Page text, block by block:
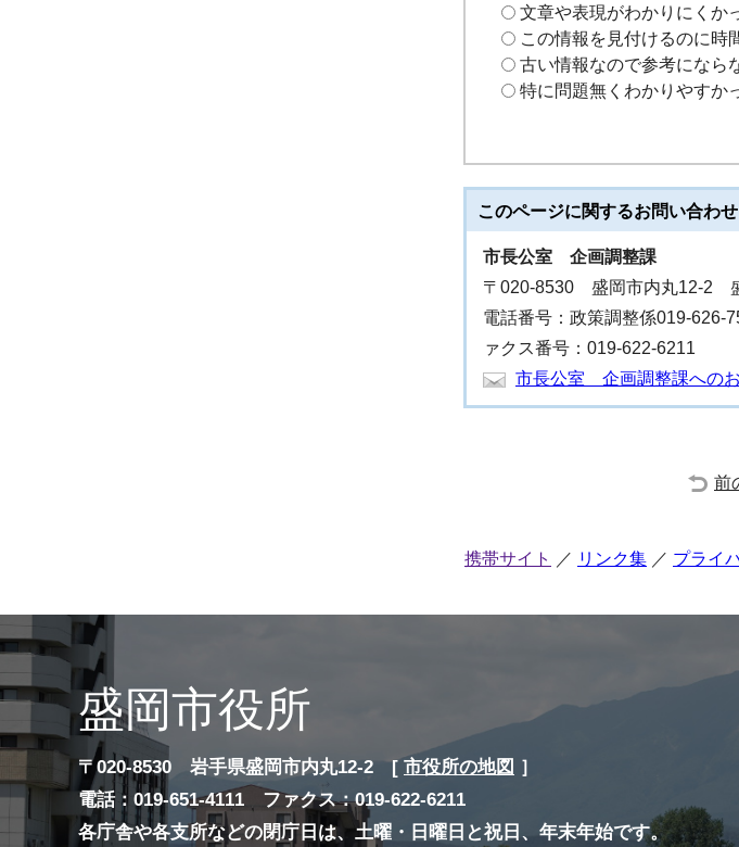
文章や表現がわかりにくか
この情報を見付けるのに時
古い情報なので参考になら
特に問題無くわかりやすか
このページに関するお問い合わせ
市長公室 企画調整課
〒020-8530 盛岡市内丸12-2
電話番号：政策調整係019-
ァクス番号：019-622-6211
市長公室 企画調整課へのお
前
携帯サイト リンク集 プライ
盛岡市役所
〒020-8530 岩手県盛岡市内丸12-2 [ 市役所の地図 ］
電話：019-651-4111 ファクス：019-622-6211
各庁舎や各支所などの閉庁日は、土曜・日曜日と祝日、年末年始です。